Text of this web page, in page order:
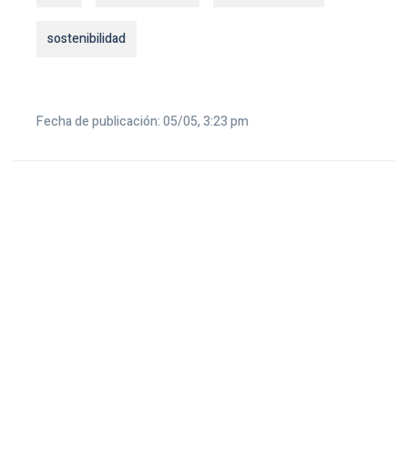
sostenibilidad
Fecha de publicación: 05/05, 3:23 pm